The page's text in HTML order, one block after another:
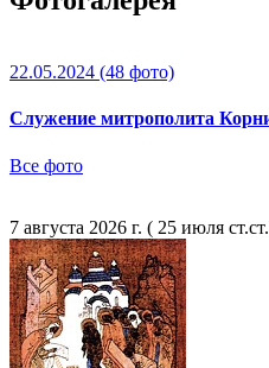
22.05.2024 (48 фото)
Служение митрополита
Все фото
7 августа 2026 г. ( 25 июля